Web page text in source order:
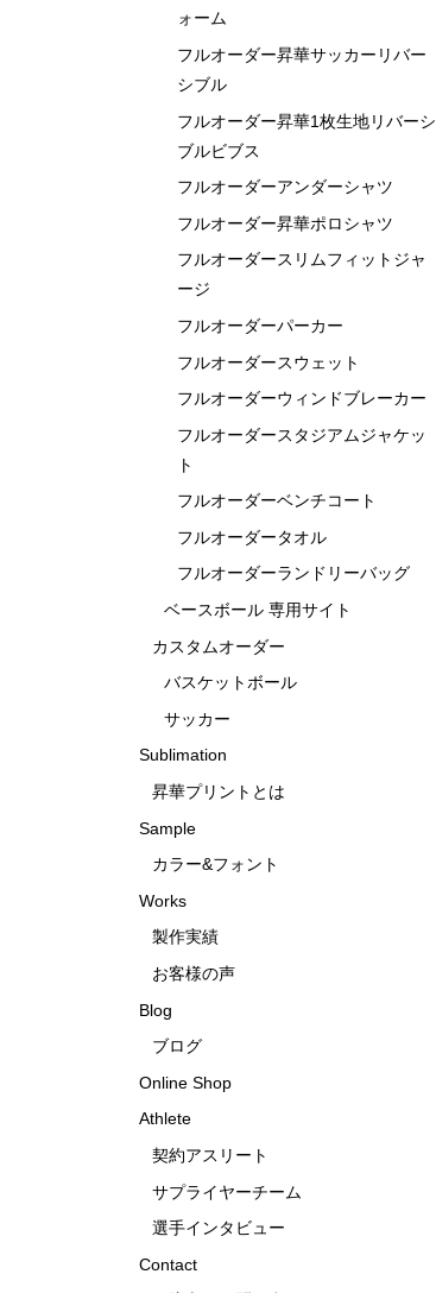
ォーム
フルオーダー昇華サッカーリバー
シブル
フルオーダー昇華1枚生地リバーシ
ブルビブス
フルオーダーアンダーシャツ
フルオーダー昇華ポロシャツ
フルオーダースリムフィットジャ
ージ
フルオーダーパーカー
フルオーダースウェット
フルオーダーウィンドブレーカー
フルオーダースタジアムジャケッ
ト
フルオーダーベンチコート
フルオーダータオル
フルオーダーランドリーバッグ
ベースボール 専用サイト
カスタムオーダー
バスケットボール
サッカー
Sublimation
昇華プリントとは
Sample
カラー&フォント
Works
製作実績
お客様の声
Blog
ブログ
Online Shop
Athlete
契約アスリート
サプライヤーチーム
選手インタビュー
Contact